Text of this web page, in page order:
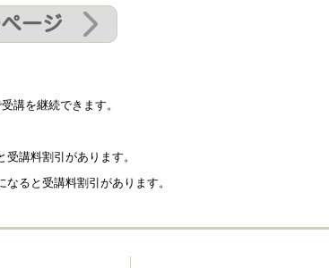
ージ
講を継続できます。
講料割引があります。
ると受講料割引があります。